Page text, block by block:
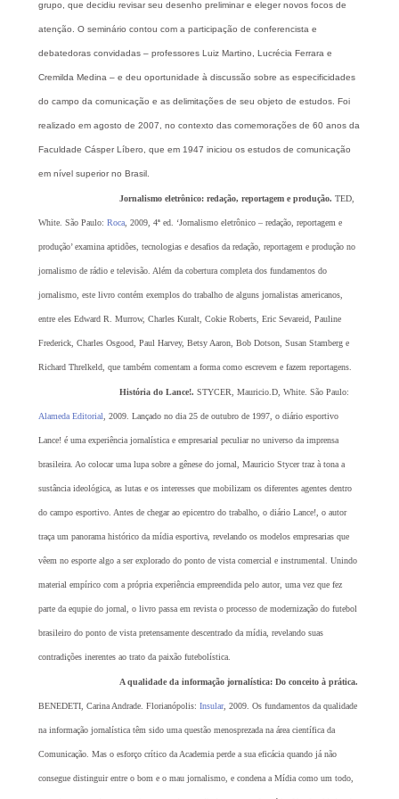
grupo, que decidiu revisar seu desenho preliminar e eleger novos focos de
atenção. O seminário contou com a participação de conferencista e
debatedoras convidadas – professores Luiz Martino, Lucrécia Ferrara e
Cremilda Medina – e deu oportunidade à discussão sobre as especificidades
do campo da comunicação e as delimitações de seu objeto de estudos. Foi
realizado em agosto de 2007, no contexto das comemorações de 60 anos da
Faculdade Cásper Líbero, que em 1947 iniciou os estudos de comunicação
em nível superior no Brasil.
Jornalismo eletrônico: redação, reportagem e produção. TED,
White. São Paulo: Roca, 2009, 4ª ed. ‘Jornalismo eletrônico – redação, reportagem e
produção’ examina aptidões, tecnologias e desafios da redação, reportagem e produção no
jornalismo de rádio e televisão. Além da cobertura completa dos fundamentos do
jornalismo, este livro contém exemplos do trabalho de alguns jornalistas americanos,
entre eles Edward R. Murrow, Charles Kuralt, Cokie Roberts, Eric Sevareid, Pauline
Frederick, Charles Osgood, Paul Harvey, Betsy Aaron, Bob Dotson, Susan Stamberg e
Richard Threlkeld, que também comentam a forma como escrevem e fazem reportagens.
História do Lance!. STYCER, Mauricio.D, White. São Paulo:
Alameda Editorial , 2009. Lançado no dia 25 de outubro de 1997, o diário esportivo
Lance! é uma experiência jornalística e empresarial peculiar no universo da imprensa
brasileira. Ao colocar uma lupa sobre a gênese do jornal, Mauricio Stycer traz à tona a
sustância ideológica, as lutas e os interesses que mobilizam os diferentes agentes dentro
do campo esportivo. Antes de chegar ao epicentro do trabalho, o diário Lance!, o autor
traça um panorama histórico da mídia esportiva, revelando os modelos empresarias que
vêem no esporte algo a ser explorado do ponto de vista comercial e instrumental. Unindo
material empírico com a própria experiência empreendida pelo autor, uma vez que fez
parte da equpie do jornal, o livro passa em revista o processo de modernização do futebol
brasileiro do ponto de vista pretensamente descentrado da mídia, revelando suas
contradições inerentes ao trato da paixão futebolística.
A qualidade da informação jornalística: Do conceito à prática.
BENEDETI, Carina Andrade. Florianópolis: Insular, 2009. Os fundamentos da qualidade
na informação jornalística têm sido uma questão menosprezada na área científica da
Comunicação. Mas o esforço crítico da Academia perde a sua eficácia quando já não
consegue distinguir entre o bom e o mau jornalismo, e condena a Mídia como um todo,